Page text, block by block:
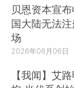
贝恩资本宣
国大陆无法
场
2026年08月06日
【我闻】艾